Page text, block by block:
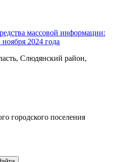
массовой информации:
2024 года
Слюдянский район,
городского поселения